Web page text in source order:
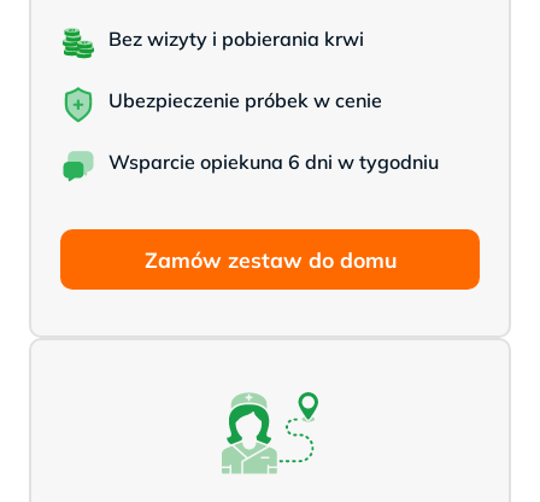
Bez wizyty i pobierania krwi
Ubezpieczenie próbek w cenie
Wsparcie opiekuna 6 dni w tygodniu
Zamów zestaw do domu